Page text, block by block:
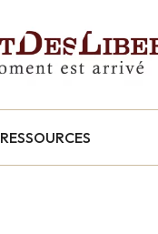
RESSOURCES